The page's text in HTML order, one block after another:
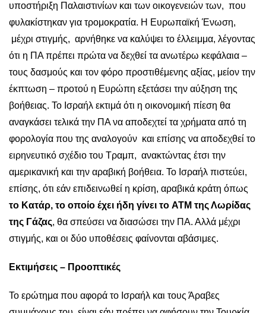
υποστήριξη Παλαιστινίων και των οικογενειών των, που
φυλακίστηκαν για τρομοκρατία. Η Ευρωπαϊκή Ένωση,
μέχρι στιγμής, αρνήθηκε να καλύψει το έλλειμμα, λέγοντας
ότι η ΠΑ πρέπει πρώτα να δεχθεί τα ανωτέρω κεφάλαια –
τους δασμούς και τον φόρο προστιθέμενης αξίας, μείον την
έκπτωση – προτού η Ευρώπη εξετάσει την αύξηση της
βοήθειας. Το Ισραήλ εκτιμά ότι η οικονομική πίεση θα
αναγκάσει τελικά την ΠΑ να αποδεχτεί τα χρήματα από τη
φορολογία που της αναλογούν και επίσης να αποδεχθεί το
ειρηνευτικό σχέδιο του Τραμπ, ανακτώντας έτσι την
αμερικανική και την αραβική βοήθεια. Το Ισραήλ πιστεύει,
επίσης, ότι εάν επιδεινωθεί η κρίση, αραβικά κράτη όπως
το Κατάρ, το οποίο έχει ήδη γίνει το ATM της Λωρίδας
της Γάζας, θα σπεύσει να διασώσει την ΠΑ. Αλλά μέχρι
στιγμής, και οι δύο υποθέσεις φαίνονται αβάσιμες.
Εκτιμήσεις – Προοπτικές
Το ερώτημα που αφορά το Ισραήλ και τους Άραβες